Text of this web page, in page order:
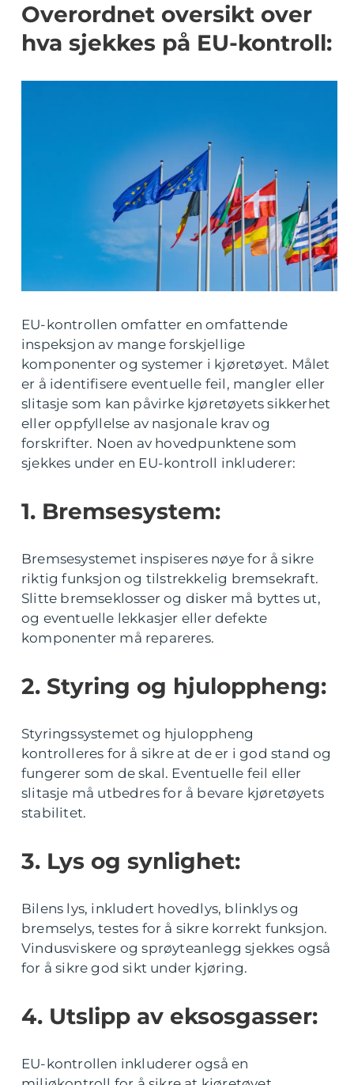
Overordnet oversikt over
hva sjekkes på EU-kontroll:
EU-kontrollen omfatter en omfattende
inspeksjon av mange forskjellige
komponenter og systemer i kjøretøyet. Målet
er å identifisere eventuelle feil, mangler eller
slitasje som kan påvirke kjøretøyets sikkerhet
eller oppfyllelse av nasjonale krav og
forskrifter. Noen av hovedpunktene som
sjekkes under en EU-kontroll inkluderer:
1. Bremsesystem:
Bremsesystemet inspiseres nøye for å sikre
riktig funksjon og tilstrekkelig bremsekraft.
Slitte bremseklosser og disker må byttes ut,
og eventuelle lekkasjer eller defekte
komponenter må repareres.
2. Styring og hjuloppheng:
Styringssystemet og hjuloppheng
kontrolleres for å sikre at de er i god stand og
fungerer som de skal. Eventuelle feil eller
slitasje må utbedres for å bevare kjøretøyets
stabilitet.
3. Lys og synlighet:
Bilens lys, inkludert hovedlys, blinklys og
bremselys, testes for å sikre korrekt funksjon.
Vindusviskere og sprøyteanlegg sjekkes også
for å sikre god sikt under kjøring.
4. Utslipp av eksosgasser:
EU-kontrollen inkluderer også en